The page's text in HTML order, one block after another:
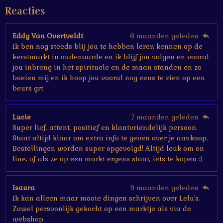
r
r
Reacties
Eddy Van Overtveldt
6 maanden geleden
Ik ben nog steeds blij jou te hebben leren kennen op de
kerstmarkt in oudenaarde en ik blijf jou volgen en vooral
jou inbreng in het spirituele en de maan standen en zo
boeien mij en ik hoop jou vooral nog eens te zien op een
beurs grt
Lucie
7 maanden geleden
Super lief, attent, positief en klantvriendelijk persoon.
Staat altijd klaar om extra info te geven over je aankoop.
Bestellingen worden super opgevolgd! Altijd leuk om on
line, of als ze op een markt ergens staat, iets te kopen :)
Isaura
9 maanden geleden
Ik kan alleen maar mooie dingen schrijven over Lelu's.
Zowel persoonlijk gekocht op een marktje als via de
webshop.